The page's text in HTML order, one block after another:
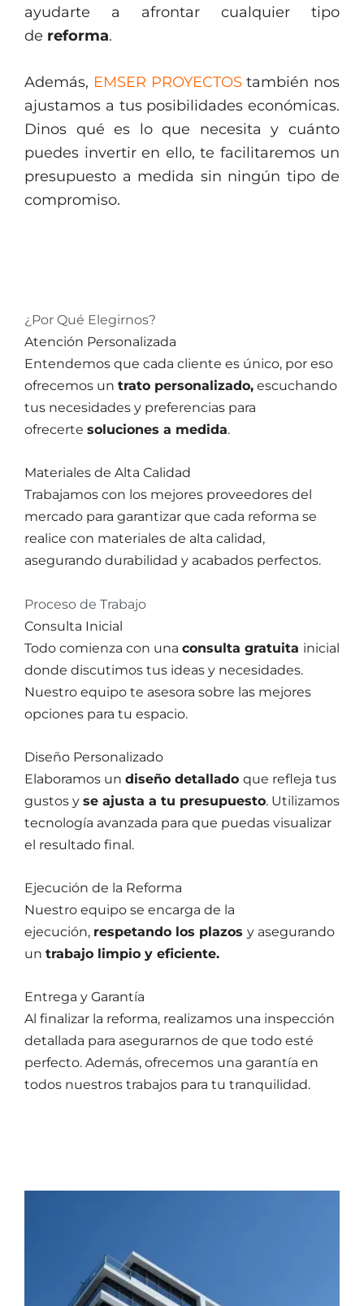
ayudarte a afrontar cualquier tipo
de reforma.
Además, EMSER PROYECTOStambién nos
ajustamos a tus posibilidades económicas.
Dinos qué es lo que necesita y cuánto
puedes invertir en ello, te facilitaremos un
presupuesto a medida sin ningún tipo de
compromiso.
¿Por Qué Elegirnos?
Atención Personalizada
Entendemos que cada cliente es único, por eso
ofrecemos un trato personalizado, escuchando
tus necesidades y preferencias para
ofrecerte soluciones a medida.
Materiales de Alta Calidad
Trabajamos con los mejores proveedores del
mercado para garantizar que cada reforma se
realice con materiales de alta calidad,
asegurando durabilidad y acabados perfectos.
Proceso de Trabajo
Consulta Inicial
Todo comienza con una consulta gratuita inicial
donde discutimos tus ideas y necesidades.
Nuestro equipo te asesora sobre las mejores
opciones para tu espacio.
Diseño Personalizado
Elaboramos un diseño detallado que refleja tus
gustos y se ajusta a tu presupuesto. Utilizamos
tecnología avanzada para que puedas visualizar
el resultado final.
Ejecución de la Reforma
Nuestro equipo se encarga de la
ejecución, respetando los plazos y asegurando
un trabajo limpio y eficiente.
Entrega y Garantía
Al finalizar la reforma, realizamos una inspección
detallada para asegurarnos de que todo esté
perfecto. Además, ofrecemos una garantía en
todos nuestros trabajos para tu tranquilidad.